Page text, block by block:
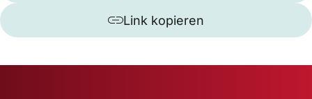
Link kopieren